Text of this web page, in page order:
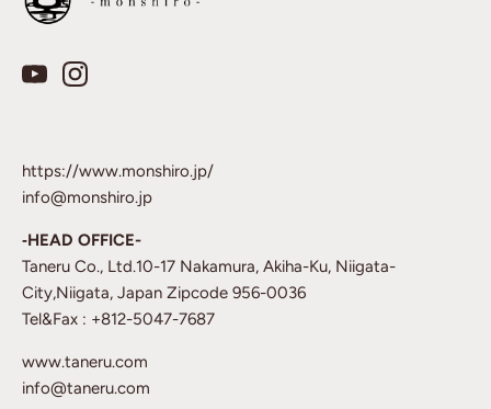
https://www.monshiro.jp/
info@monshiro.jp
‐HEAD OFFICE-
Taneru Co., Ltd.10-17 Nakamura, Akiha-Ku, Niigata-
City,Niigata, Japan Zipcode 956-0036
Tel&Fax : +812-5047-7687
www.taneru.com
info@taneru.com